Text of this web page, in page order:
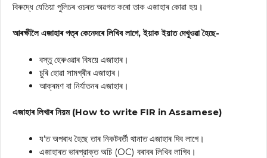
বিৰুদ্ধে যেতিয়া পুলিচৰ ওচৰত অৱগত কৰো তাক এজাহাৰ কোৱা হয়।
আৰক্ষীলৈএজাহাৰপত্ৰ কেনেদৰে লিখিব লাগে, ইয়াক ইয়াত দেখুওৱা হৈছে-
বস্তু হেৰুওৱাৰ বিষয়ে এজাহাৰ ।
চুৰি হোৱা সামগ্ৰীৰ এজাহাৰ।
আক্ৰমণ বা নিৰ্যাতনৰ এজাহাৰ ।
এজাহাৰ লিখাৰ নিয়ম (How to write FIR in Assamese)
য’ত অপৰাধ হৈছে তাৰ নিকটবর্তী থানাত এজাহাৰ দিব লাগে।
এজাহাৰত ভাৰপ্রাক্ত অচি (OC) বৰাবৰ লিখিব লাগিব।